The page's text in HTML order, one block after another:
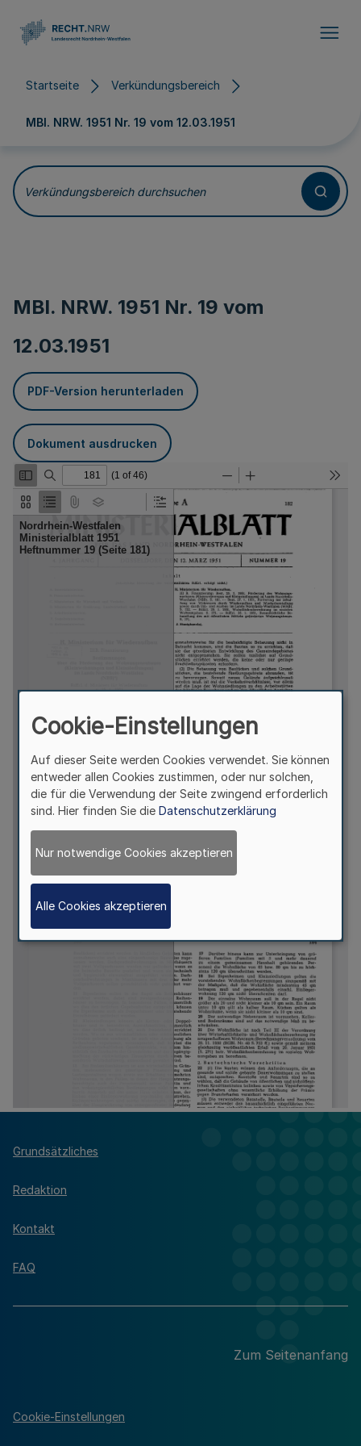
Startseite Verkündungsbereich
MBl. NRW. 1951 Nr. 19 vom 12.03.1951
Verkündungsbereich durchsuchen
MBl. NRW. 1951 Nr. 19 vom
12.03.1951
PDF-Version herunterladen
Dokument ausdrucken
Grundsätzliches
Redaktion
Kontakt
FAQ
Zum Seitenanfang
Cookie-Einstellungen
Cookie-Einstellungen
Auf dieser Seite werden Cookies verwendet. Sie können
entweder allen Cookies zustimmen, oder nur solchen,
die für die Verwendung der Seite zwingend erforderlich
sind. Hier finden Sie die Datenschutzerklärung
Nur notwendige Cookies akzeptieren
Alle Cookies akzeptieren